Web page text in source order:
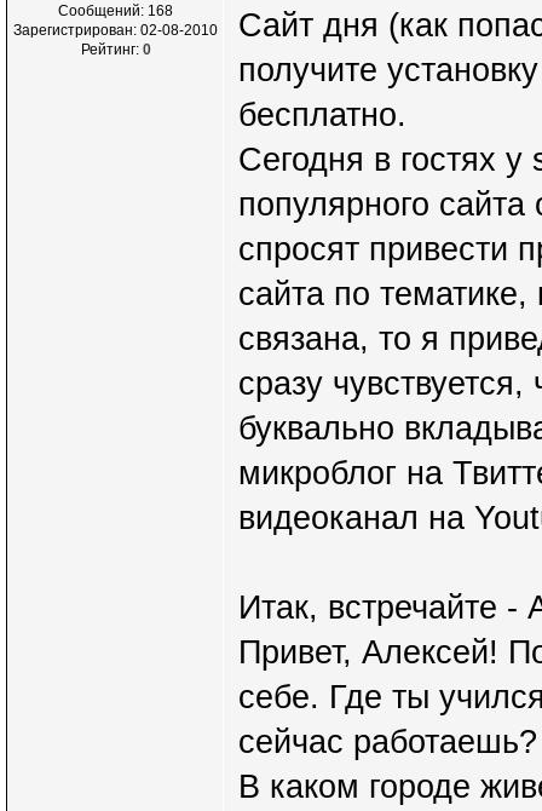
Сообщений: 168
Зарегистрирован: 02-08-2010
Рейтинг: 0
Сайт дня (как
получите
бесплатно.
Сегодня в гостях
популярного
спросят привести
сайта по
связана, то я
сразу
буквально
микроблог на
видеоканал на
Итак, встречайте -
Привет, Алексей!
себе. Где ты
сейчас
В каком городе